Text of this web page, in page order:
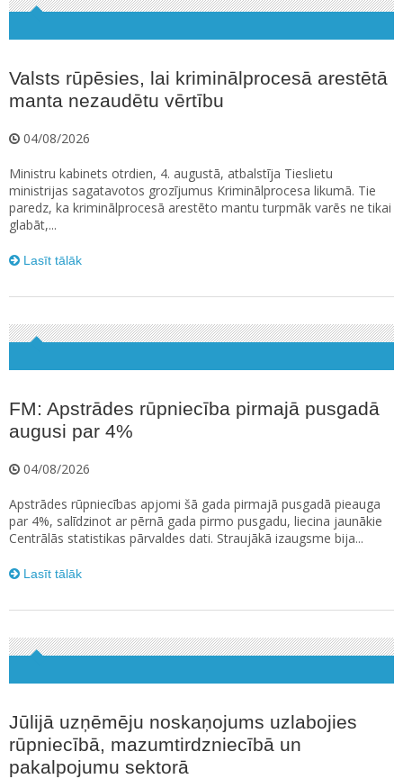
Valsts rūpēsies, lai kriminālprocesā arestētā
manta nezaudētu vērtību
04/08/2026
Ministru kabinets otrdien, 4. augustā, atbalstīja Tieslietu
ministrijas sagatavotos grozījumus Kriminālprocesa likumā. Tie
paredz, ka kriminālprocesā arestēto mantu turpmāk varēs ne tikai
glabāt,...
Lasīt tālāk
FM: Apstrādes rūpniecība pirmajā pusgadā
augusi par 4%
04/08/2026
Apstrādes rūpniecības apjomi šā gada pirmajā pusgadā pieauga
par 4%, salīdzinot ar pērnā gada pirmo pusgadu, liecina jaunākie
Centrālās statistikas pārvaldes dati. Straujākā izaugsme bija...
Lasīt tālāk
Jūlijā uzņēmēju noskaņojums uzlabojies
rūpniecībā, mazumtirdzniecībā un
pakalpojumu sektorā